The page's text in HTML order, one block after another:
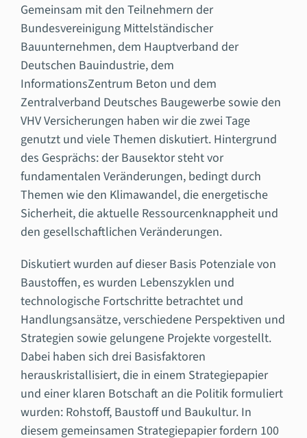
Gemeinsam mit den Teilnehmern der
Bundesvereinigung Mittelständischer
Bauunternehmen, dem Hauptverband der
Deutschen Bauindustrie, dem
InformationsZentrum Beton und dem
Zentralverband Deutsches Baugewerbe sowie den
VHV Versicherungen haben wir die zwei Tage
genutzt und viele Themen diskutiert. Hintergrund
des Gesprächs: der Bausektor steht vor
fundamentalen Veränderungen, bedingt durch
Themen wie den Klimawandel, die energetische
Sicherheit, die aktuelle Ressourcenknappheit und
den gesellschaftlichen Veränderungen.
Diskutiert wurden auf dieser Basis Potenziale von
Baustoffen, es wurden Lebenszyklen und
technologische Fortschritte betrachtet und
Handlungsansätze, verschiedene Perspektiven und
Strategien sowie gelungene Projekte vorgestellt.
Dabei haben sich drei Basisfaktoren
herauskristallisiert, die in einem Strategiepapier
und einer klaren Botschaft an die Politik formuliert
wurden: Rohstoff, Baustoff und Baukultur. In
diesem gemeinsamen Strategiepapier fordern 100